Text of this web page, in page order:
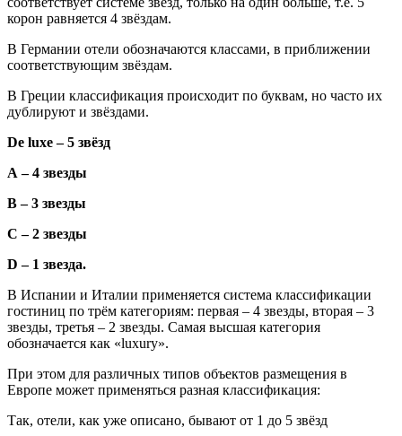
корон равняется 4 звёздам.
В Германии отели обозначаются классами, в приближении
соответствующим звёздам.
В Греции классификация происходит по буквам, но часто их
дублируют и звёздами.
De luxe – 5 звёзд
А – 4 звезды
B – 3 звезды
C – 2 звезды
D – 1 звезда.
В Испании и Италии применяется система классификации
гостиниц по трём категориям: первая ­– 4 звезды, вторая – 3
звезды, третья – 2 звезды. Самая высшая категория
обозначается как «luxury».
При этом для различных типов объектов размещения в
Европе может применяться разная классификация:
Так, отели, как уже описано, бывают от 1 до 5 звёзд